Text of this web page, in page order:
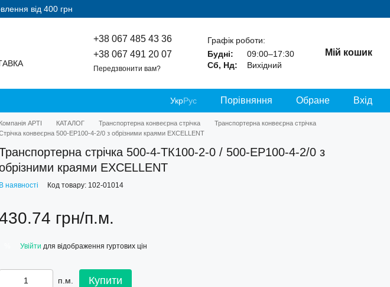
від 400 грн
+38 067 485 43 36
+38 067 491 20 07
Передзвонити вам?
Графік роботи:
Будні:
09:00–17:30
Сб, Нд:
Вихідний
Мій кошик
УкрРус Порівняння Обране Вхід
Компанія АРТІ КАТАЛОГ Транспортерна конвеєрна стрічка
Транспортерна конвеєрна стрічка
конвеєрна 500-EP100-4-2/0 з обрізними краями EXCELLENT
стрічка 500-4-ТК100-2-0 / 500-EP100-4-2/0 з
краями EXCELLENT
В наявності Код товару: 102-01014
грн/п.м.
Увійти для відображення гуртових цін
п.м. Купити